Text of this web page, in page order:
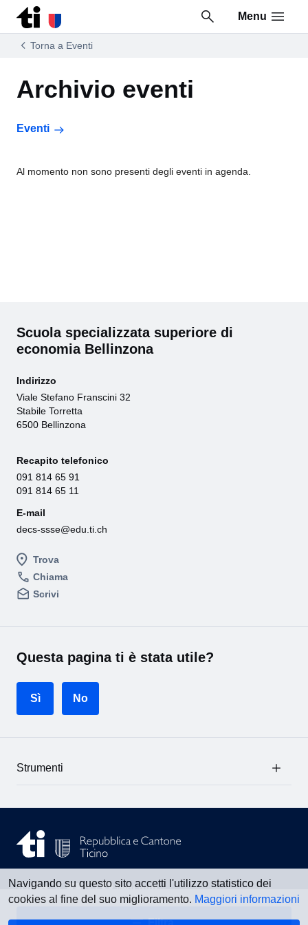
Navigando su questo sito accetti l'utilizzo statistico dei
cookies al fine del suo miglioramento. Maggiori informazioni
Vai al contenuto della pagina
Vai al piè di pagina
Menu
Torna a Eventi
Archivio eventi
Eventi
Al momento non sono presenti degli eventi in agenda.
Filtra
Scuola specializzata superiore di
economia Bellinzona
Trova
Chiama
Scrivi
Indirizzo
Viale Stefano Franscini 32
Stabile Torretta
6500 Bellinzona
Recapito telefonico
091 814 65 91
091 814 65 11
E-mail
decs-ssse@edu.ti.ch
Questa pagina ti è stata utile?
Sì No
Strumenti
Vedi tutti